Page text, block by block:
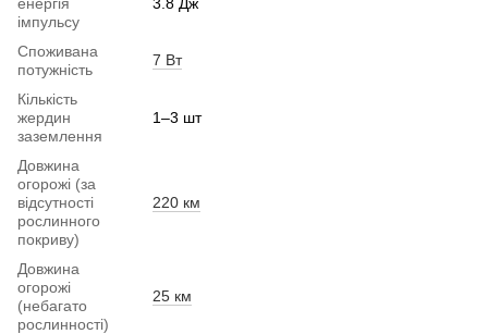
імпульсу
Споживана
потужність
7 Вт
Кількість
жердин
заземлення
1–3 шт
Довжина
огорожі (за
відсутності
рослинного
покриву)
220 км
Довжина
огорожі
(небагато
рослинності)
25 км